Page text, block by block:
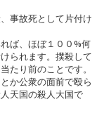
事故死として片付け
ば、ほぼ１００%何
られます。撲殺して
たり前のことです。
か公衆の面前で殴ら
天国の殺人大国で